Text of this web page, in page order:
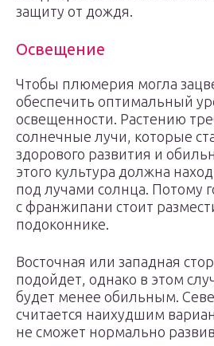
защиту от дождя.
Освещение
Чтобы плюмерия могла
обеспечить оптимальный
освещенности. Растению
солнечные лучи, которые
здорового развития и
этого культура должна
под лучами солнца. Потому
с франжипани стоит
подоконнике.
Восточная или западная
подойдет, однако в этом
будет менее обильным.
считается наихудшим
не сможет нормально